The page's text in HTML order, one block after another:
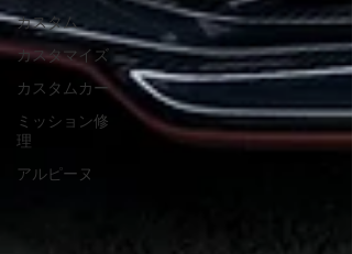
カスタム
カスタマイズ
カスタムカー
ミッション修
理
アルピーヌ